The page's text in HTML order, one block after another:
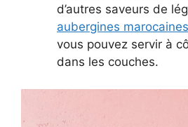
d’autres saveurs de
aubergines
vous pouvez servir à
dans les couches.